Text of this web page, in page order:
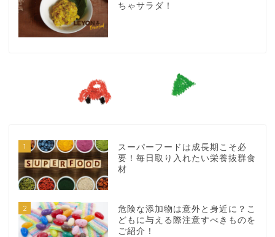
ちゃサラダ！
1
スーパーフードは成長期こそ必
要！毎日取り入れたい栄養抜群食
材
2
危険な添加物は意外と身近に？こ
どもに与える際注意すべきものを
ご紹介！